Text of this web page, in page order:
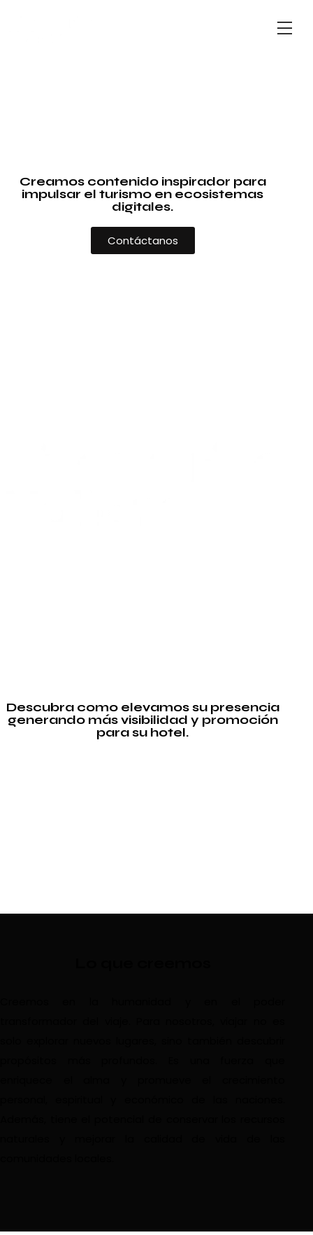
Creamos contenido inspirador para
impulsar el turismo en ecosistemas
digitales.
Contáctanos
Descubra como elevamos su presencia
generando más visibilidad y promoción
para su hotel.